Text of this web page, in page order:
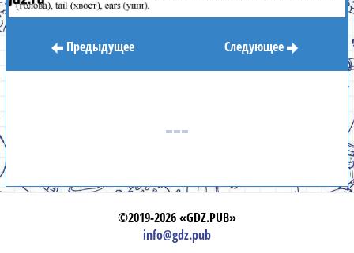
Предыдущее Следующее
©2019-2026 «GDZ.PUB»
info@gdz.pub